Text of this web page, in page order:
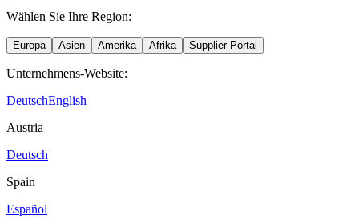
Wählen Sie Ihre Region:
Europa Asien Amerika Afrika Supplier Portal
Unternehmens-Website:
DeutschEnglish
Austria
Deutsch
Spain
Español